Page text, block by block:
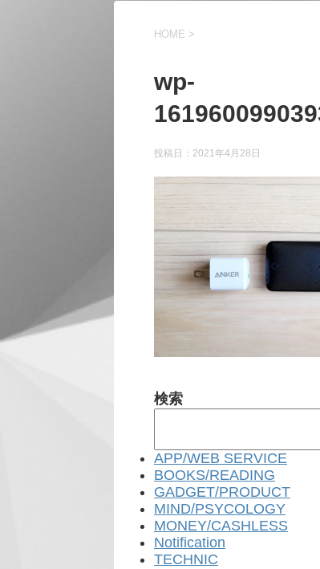
HOME >
wp-
投稿日： 2021年4月28日
検索
APP/WEB SERVICE
BOOKS/READING
GADGET/PRODUCT
MIND/PSYCOLOGY
MONEY/CASHLESS
Notification
TECHNIC